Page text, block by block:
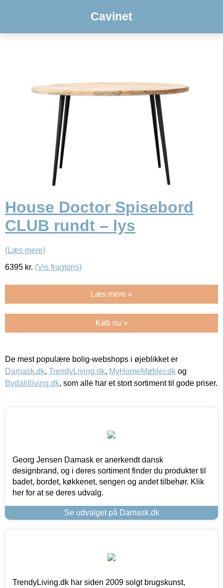
Cavinet
House Doctor Spisebord
CLUB rundt – lys
(Læs mere)
6395 kr. (Vis fragtpris)
Læs mere »
Køb nu »
De mest populære bolig-webshops i øjeblikket er
Damask.dk, TrendyLiving.dk, MyHomeMøbler.dk og
Bydahlliving.dk, som alle har et stort sortiment til gode priser.
Georg Jensen Damask er anerkendt dansk
designbrand, og i deres sortiment finder du produkter til
badet, bordet, køkkenet, sengen og andet tilbehør. Klik
her for at se deres udvalg.
Se udvalget på Damask.dk
TrendyLiving.dk har siden 2009 solgt brugskunst,